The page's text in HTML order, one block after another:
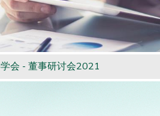
会 - 董事研讨会2021